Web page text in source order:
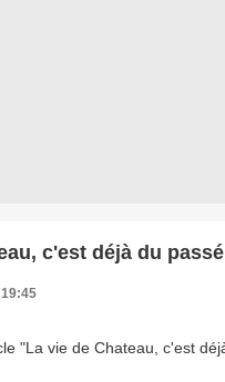
c'est déjà du passé